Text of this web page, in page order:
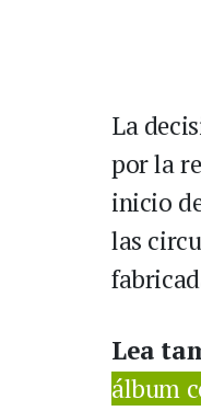
La
por la
inicio
las
Lea
álbum